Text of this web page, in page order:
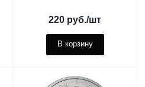
220 руб./шт
В корзину